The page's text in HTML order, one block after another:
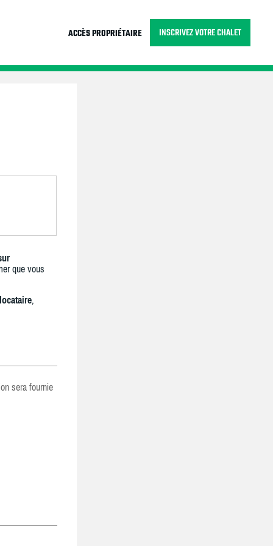
ACCÈS PROPRIÉTAIRE INSCRIVEZ VOTRE CHALET
que vous
,
sera fournie